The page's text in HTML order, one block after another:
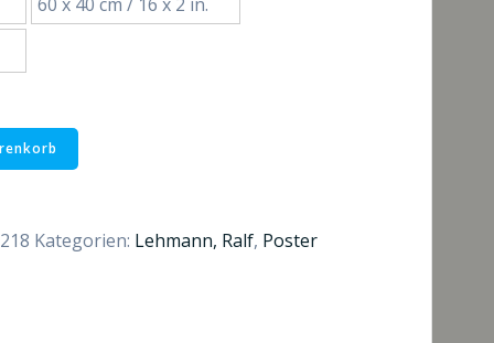
bis
Kategorien: Lehmann, Ralf, Poster